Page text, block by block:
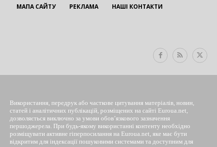
МАПА САЙТУ РЕКЛАМА НАШІ КОНТАКТИ
Використання, передрук або часткове цитування матеріалів, новин,
статей і аналітичних публікацій, розміщених на сайті Euroua.net,
дозволяється виключно за умови обов’язкового зазначення
першоджерела. При будь-якому використанні контенту необхідно
розміщувати активне гіперпосилання на Euroua.net, яке має бути
відкритим для індексації пошуковими системами та доступним для